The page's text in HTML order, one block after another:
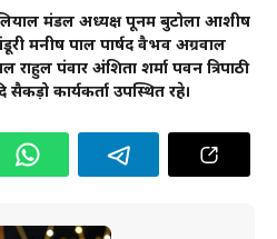
मंडल अध्यक्ष पूनम बुटोला आशीष
मनीष पाल पार्षद वैभव अग्रवाल
पंवार अंशिता शर्मा पवन त्रिपाठी
कार्यकर्ता उपस्थित रहे।